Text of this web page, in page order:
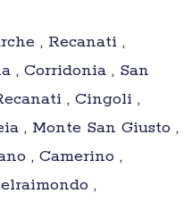
, Recanati ,
, Corridonia , San
, Cingoli ,
, Monte San Giusto ,
, Camerino ,
,